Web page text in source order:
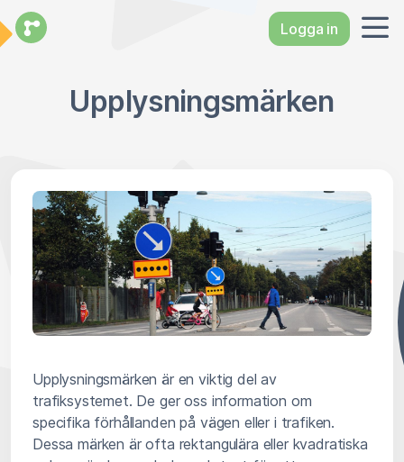
Logga in
Upplysningsmärken
Upplysningsmärken är en viktig del av
trafiksystemet. De ger oss information om
specifika förhållanden på vägen eller i trafiken.
Dessa märken är ofta rektangulära eller kvadratiska